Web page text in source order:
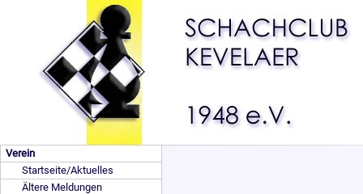
Verein
Startseite/Aktuelles
Ältere Meldungen